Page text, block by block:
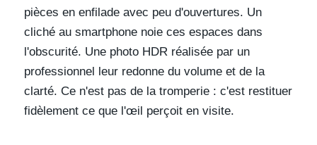
pièces en enfilade avec peu d'ouvertures. Un
cliché au smartphone noie ces espaces dans
l'obscurité. Une photo HDR réalisée par un
professionnel leur redonne du volume et de la
clarté. Ce n'est pas de la tromperie : c'est restituer
fidèlement ce que l'œil perçoit en visite.